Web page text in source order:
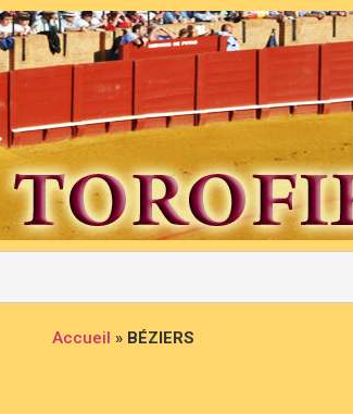
Accueil » BÉZIERS